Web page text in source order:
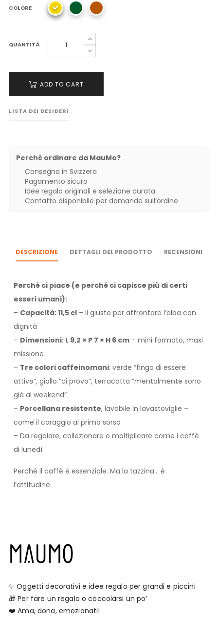
COLORE
QUANTITÀ
ADD TO CART
LISTA DEI DESIDERI
Perché ordinare da MauMo?
Consegna in Svizzera
Pagamento sicuro
Idee regalo originali e selezione curata
Contatto disponibile per domande sull’ordine
DESCRIZIONE DETTAGLI DEL PRODOTTO RECENSIONI
Perché ci piace (e perché ci capisce più di certi
esseri umani):
– Capacità: 11,5 cl – il giusto per affrontare l’alba con
dignità
– Dimensioni: L 9,2 × P 7 × H 6 cm – mini formato, maxi
missione
– Tre colori caffeinomani: verde “fingo di essere
attivə”, giallo “ci provo”, terracotta “mentalmente sono
già al weekend”
– Porcellana resistente, lavabile in lavastoviglie –
come il coraggio al primo sorso
– Da regalare, collezionare o moltiplicare come i caffè
di lunedì
Perché il caffè è essenziale. Ma la tazzina… è
l’attitudine.
✨ Oggetti decorativi e idee regalo per grandi e piccini
🎁 Per fare un regalo o coccolarsi un po’
❤️ Ama, dona, emozionati!